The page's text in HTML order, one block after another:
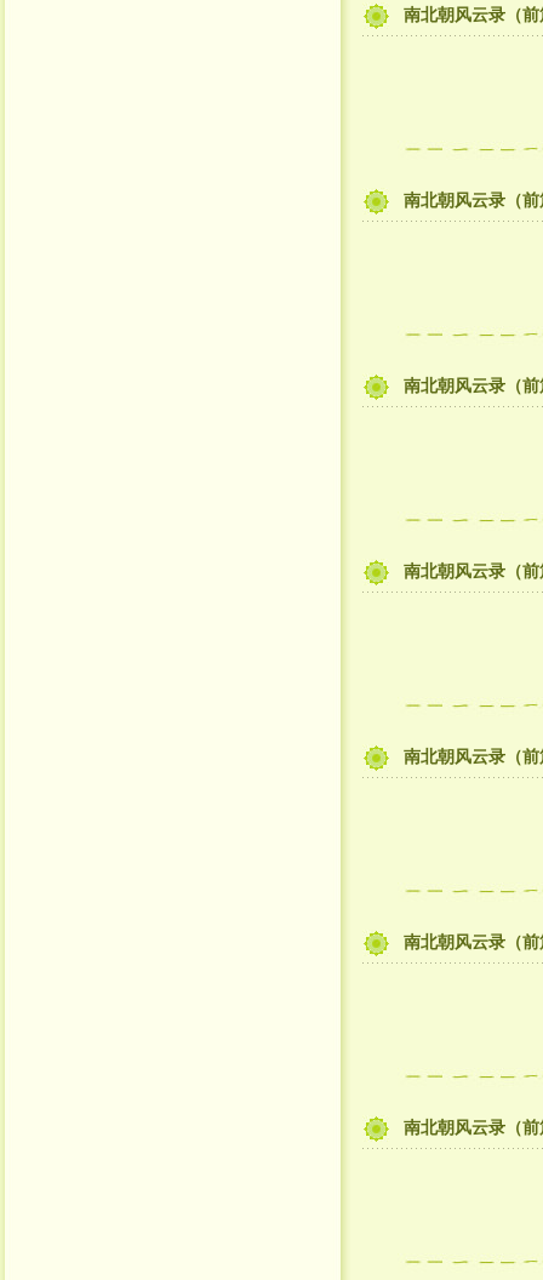
南北朝风云录（
南北朝风云录（
南北朝风云录（
南北朝风云录（
南北朝风云录（
南北朝风云录（
南北朝风云录（